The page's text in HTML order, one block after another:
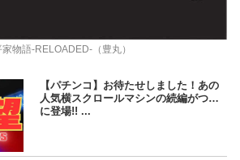
家物語‐RELOADED‐（豊丸）
【パチンコ】お待たせしました！あの
人気横スクロールマシンの続編がつい
に登場!! ...